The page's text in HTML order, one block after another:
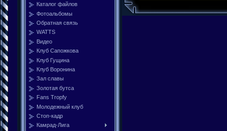
Каталог файлов
Фотоальбомы
Обратная связь
WATTS
Видео
Клуб Сапожкова
Клуб Гущина
Клуб Воронина
Зал славы
Золотая бутса
Fans Tropfy
Молодежный клуб
Стоп-кадр
Камрад-Лига